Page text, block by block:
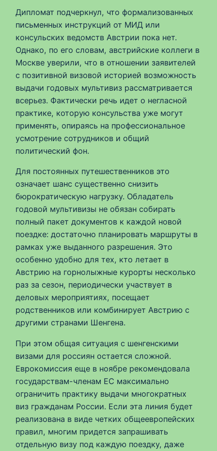
Дипломат подчеркнул, что формализованных
письменных инструкций от МИД или
консульских ведомств Австрии пока нет.
Однако, по его словам, австрийские коллеги в
Москве уверили, что в отношении заявителей
с позитивной визовой историей возможность
выдачи годовых мультивиз рассматривается
всерьез. Фактически речь идет о негласной
практике, которую консульства уже могут
применять, опираясь на профессиональное
усмотрение сотрудников и общий
политический фон.
Для постоянных путешественников это
означает шанс существенно снизить
бюрократическую нагрузку. Обладатель
годовой мультивизы не обязан собирать
полный пакет документов к каждой новой
поездке: достаточно планировать маршруты в
рамках уже выданного разрешения. Это
особенно удобно для тех, кто летает в
Австрию на горнолыжные курорты несколько
раз за сезон, периодически участвует в
деловых мероприятиях, посещает
родственников или комбинирует Австрию с
другими странами Шенгена.
При этом общая ситуация с шенгенскими
визами для россиян остается сложной.
Еврокомиссия еще в ноябре рекомендовала
государствам-членам ЕС максимально
ограничить практику выдачи многократных
виз гражданам России. Если эта линия будет
реализована в виде четких общеевропейских
правил, многим придется запрашивать
отдельную визу под каждую поездку, даже